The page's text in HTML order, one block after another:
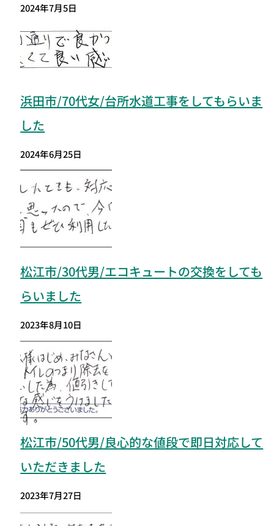
2024年7月5日
浜田市/70代女/台所水道工事をしてもらいま
した
2024年6月25日
松江市/30代男/エコキュートの交換をしても
らいました
2023年8月10日
松江市/50代男/良心的な値段で即日対応して
いただきました
2023年7月27日